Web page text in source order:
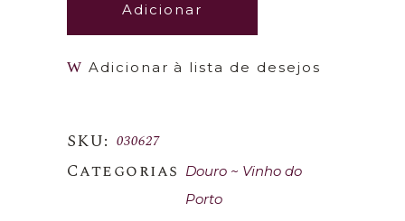
Adicionar
Adicionar à lista de desejos
SKU: 030627
Categorias Douro
Vinho do
Porto